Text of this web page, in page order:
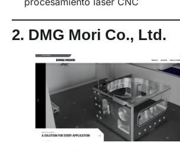
2. DMG Mori Co., Ltd.